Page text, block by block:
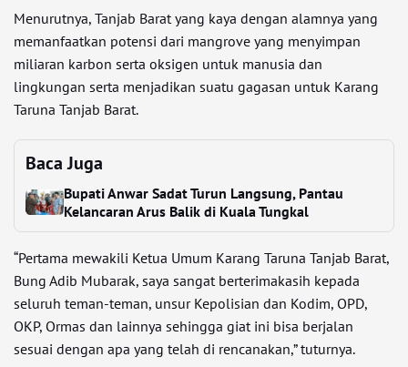
Menurutnya, Tanjab Barat yang kaya dengan alamnya yang
memanfaatkan potensi dari mangrove yang menyimpan
miliaran karbon serta oksigen untuk manusia dan
lingkungan serta menjadikan suatu gagasan untuk Karang
Taruna Tanjab Barat.
Baca Juga
Bupati Anwar Sadat Turun Langsung, Pantau
Kelancaran Arus Balik di Kuala Tungkal
“Pertama mewakili Ketua Umum Karang Taruna Tanjab Barat,
Bung Adib Mubarak, saya sangat berterimakasih kepada
seluruh teman-teman, unsur Kepolisian dan Kodim, OPD,
OKP, Ormas dan lainnya sehingga giat ini bisa berjalan
sesuai dengan apa yang telah di rencanakan,” tuturnya.